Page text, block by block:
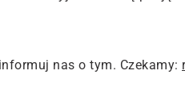
nas o tym. Czekamy: